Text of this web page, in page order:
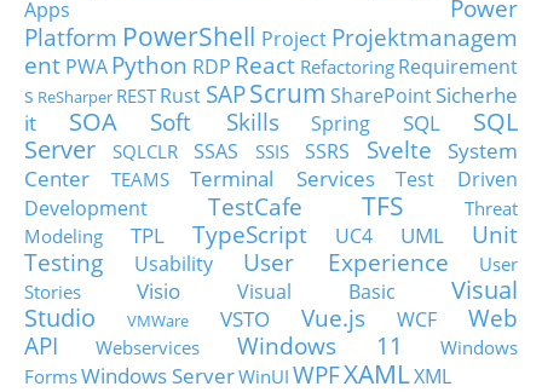
Apps
Power
Platform PowerShell Project Projektmanagem
ent PWA Python RDP React Refactoring Requirement
s ReSharper RESTRust SAPScrum SharePointSicherhe
it
SOA Soft Skills Spring SQL
SQL
Server
SQLCLR SSAS SSIS SSRS Svelte
System
Center
TEAMS Terminal Services
Test Driven
Development
TestCafe TFS
Threat
Modeling
TPL TypeScript UC4 UML
Unit
Testing
Usability User Experience
User
Stories
Visio Visual Basic
Visual
Studio
VMWare VSTO Vue.js WCF
Web
API
Webservices Windows 11
Windows
FormsWindows ServerWinUI WPFXAMLXML